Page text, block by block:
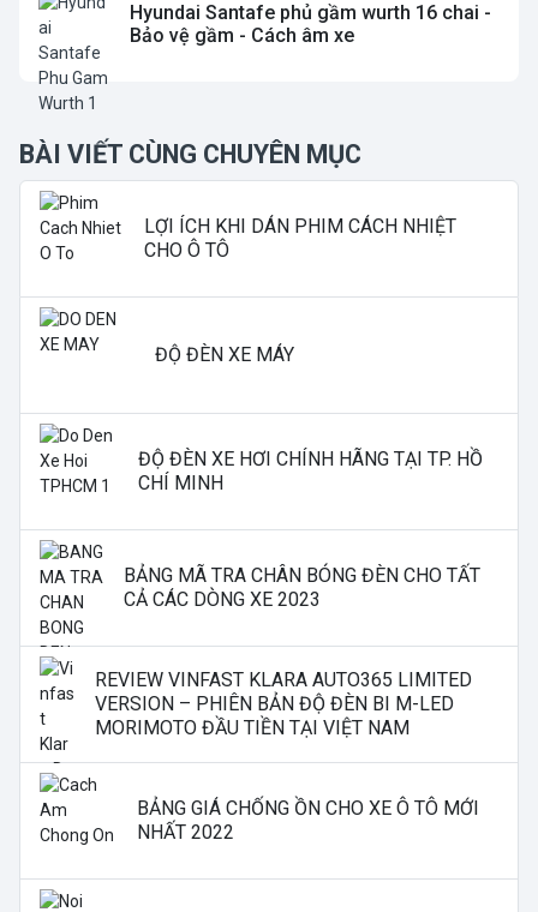
Hyundai Santafe phủ gầm wurth 16 chai -
Bảo vệ gầm - Cách âm xe
BÀI VIẾT CÙNG CHUYÊN MỤC
LỢI ÍCH KHI DÁN PHIM CÁCH NHIỆT
CHO Ô TÔ
ĐỘ ĐÈN XE MÁY
ĐỘ ĐÈN XE HƠI CHÍNH HÃNG TẠI TP. HỒ
CHÍ MINH
BẢNG MÃ TRA CHÂN BÓNG ĐÈN CHO TẤT
CẢ CÁC DÒNG XE 2023
REVIEW VINFAST KLARA AUTO365 LIMITED
VERSION – PHIÊN BẢN ĐỘ ĐÈN BI M-LED
MORIMOTO ĐẦU TIỀN TẠI VIỆT NAM
BẢNG GIÁ CHỐNG ỒN CHO XE Ô TÔ MỚI
NHẤT 2022